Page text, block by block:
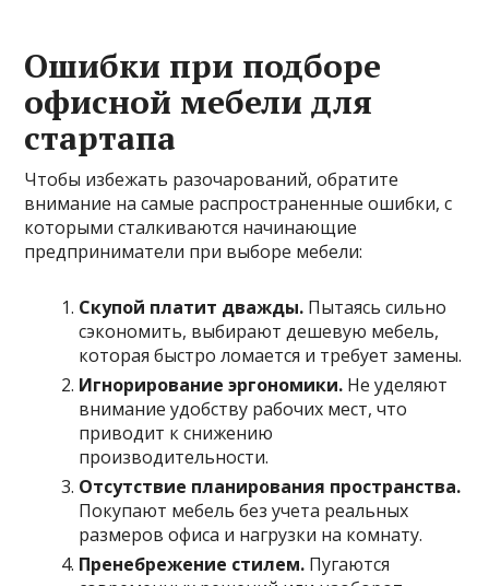
Ошибки при подборе
офисной мебели для
стартапа
Чтобы избежать разочарований, обратите
внимание на самые распространенные ошибки, с
которыми сталкиваются начинающие
предприниматели при выборе мебели:
Скупой платит дважды. Пытаясь сильно
сэкономить, выбирают дешевую мебель,
которая быстро ломается и требует замены.
Игнорирование эргономики. Не уделяют
внимание удобству рабочих мест, что
приводит к снижению
производительности.
Отсутствие планирования пространства.
Покупают мебель без учета реальных
размеров офиса и нагрузки на комнату.
Пренебрежение стилем. Пугаются